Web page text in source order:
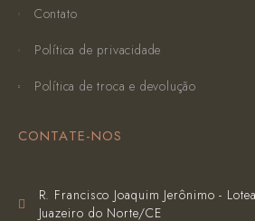
Contato
Política de privacidade
Política de troca e devolução
CONTATE-NOS
R. Francisco Joaquim Jerônimo -
Juazeiro do Norte/CE